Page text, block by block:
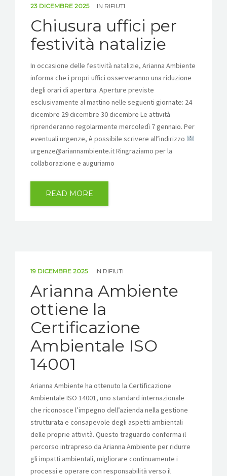
23 DICEMBRE 2025 IN RIFIUTI
Chiusura uffici per
festività natalizie
In occasione delle festività natalizie, Arianna Ambiente
informa che i propri uffici osserveranno una riduzione
degli orari di apertura. Aperture previste
esclusivamente al mattino nelle seguenti giornate: 24
dicembre 29 dicembre 30 dicembre Le attività
riprenderanno regolarmente mercoledì 7 gennaio. Per
eventuali urgenze, è possibile scrivere all’indirizzo
urgenze@ariannambiente.it Ringraziamo per la
collaborazione e auguriamo
READ MORE
19 DICEMBRE 2025 IN RIFIUTI
Arianna Ambiente
ottiene la
Certificazione
Ambientale ISO
14001
Arianna Ambiente ha ottenuto la Certificazione
Ambientale ISO 14001, uno standard internazionale
che riconosce l’impegno dell’azienda nella gestione
strutturata e consapevole degli aspetti ambientali
delle proprie attività. Questo traguardo conferma il
percorso intrapreso da Arianna Ambiente per ridurre
gli impatti ambientali, migliorare continuamente i
processi e operare con responsabilità verso il